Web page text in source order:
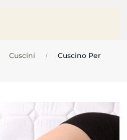
Cuscini
Cuscino Per